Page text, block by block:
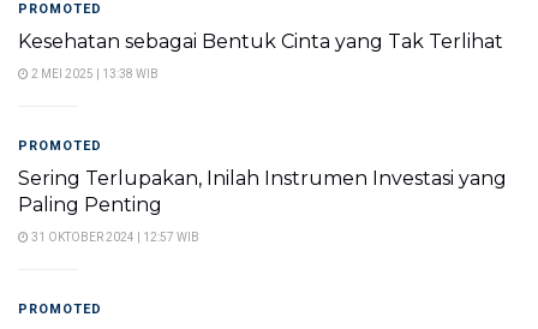
PROMOTED
Kesehatan sebagai Bentuk Cinta yang Tak Terlihat
2 MEI 2025 | 13:38 WIB
PROMOTED
Sering Terlupakan, Inilah Instrumen Investasi yang
Paling Penting
31 OKTOBER 2024 | 12:57 WIB
PROMOTED